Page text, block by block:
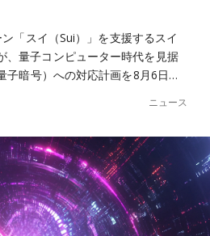
「スイ（Sui）」を支援するスイ
、量子コンピューター時代を見据
子暗号）への対応計画を8月6日…
ニュース